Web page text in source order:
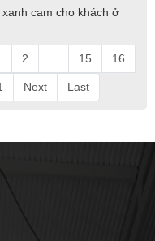
cam cho khách ở
2 15 16
Next Last